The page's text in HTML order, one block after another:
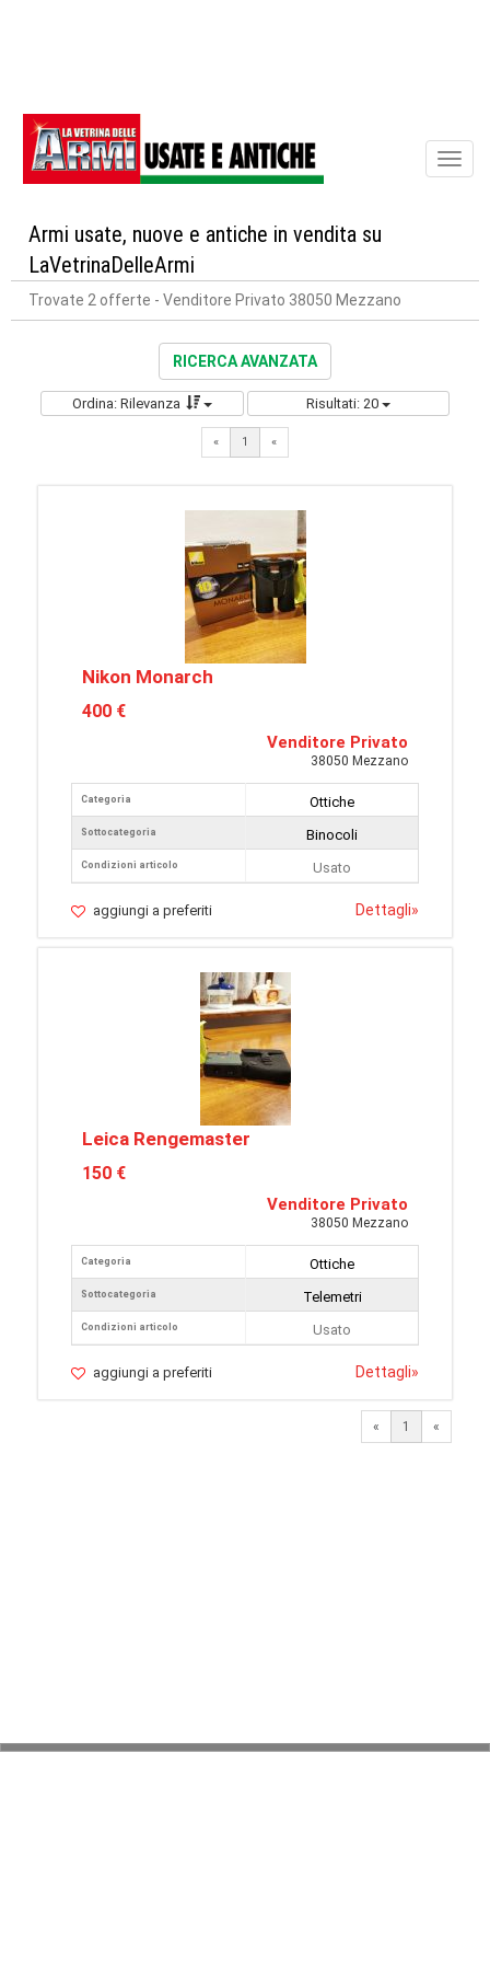
Armi usate, nuove e antiche in vendita su
LaVetrinaDelleArmi
Trovate 2 offerte - Venditore Privato 38050 Mezzano
RICERCA AVANZATA
Ordina: Rilevanza Risultati: 20
« 1 «
Nikon Monarch
400 €
Venditore Privato
38050 Mezzano
Categoria
Sottocategoria
Condizioni articolo
Ottiche
Binocoli
Usato
aggiungi a preferiti Dettagli»
Leica Rengemaster
150 €
Venditore Privato
38050 Mezzano
Categoria
Sottocategoria
Condizioni articolo
Ottiche
Telemetri
Usato
aggiungi a preferiti Dettagli»
« 1 «